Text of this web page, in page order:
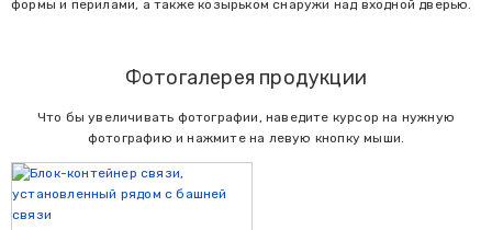
формы и перилами, а также козырьком снаружи над входной дверью.
Фотогалерея продукции
Что бы увеличивать фотографии, наведите курсор на нужную
фотографию и нажмите на левую кнопку мыши.